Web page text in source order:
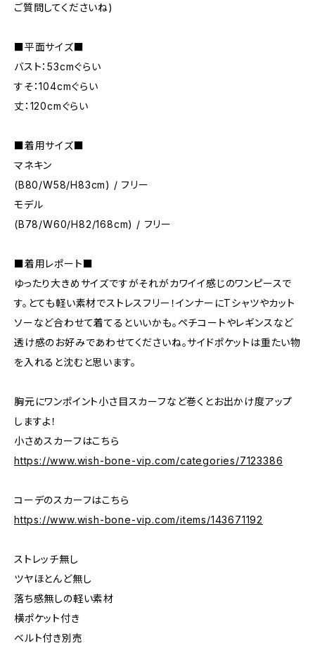
ご質問してくださいね)
■平面サイズ■
バスト：53cmぐらい
すそ：104cmぐらい
丈：120cmぐらい
■着用サイズ■
マネキン
(B80/W58/H83cm) / フリー
モデル
(B78/W60/H82/168cm) / フリー
■着用レポート■
ゆったり大きめサイズですがそれがカワイイ感じのワンピースで
す。とても軽い素材でストレスフリー！インナーにTシャツやカット
ソーなど合わせて着てるといいかも。ペチコートやレギンスなど
透け感のお好みであわせてくださいね。サイドポケットは重たい物
を入れると沈むと思います。
胸元にワンポイント小さ目スカーフなど巻くとお出かけ度アップ
しますよ！
小さめスカーフはこちら
https://www.wish-bone-vip.com/categories/7123386
コーデのスカーフはこちら
https://www.wish-bone-vip.com/items/143671192
ストレッチ無し
ツヤほとんど無し
落ち感無しの軽い素材
横ポケット付き
ベルト付き別売